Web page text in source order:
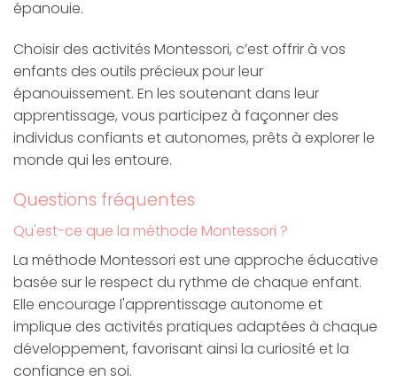
épanouie.
Choisir des activités Montessori, c’est offrir à vos
enfants des outils précieux pour leur
épanouissement. En les soutenant dans leur
apprentissage, vous participez à façonner des
individus confiants et autonomes, prêts à explorer le
monde qui les entoure.
Questions fréquentes
Qu'est-ce que la méthode Montessori ?
La méthode Montessori est une approche éducative
basée sur le respect du rythme de chaque enfant.
Elle encourage l'apprentissage autonome et
implique des activités pratiques adaptées à chaque
développement, favorisant ainsi la curiosité et la
confiance en soi.